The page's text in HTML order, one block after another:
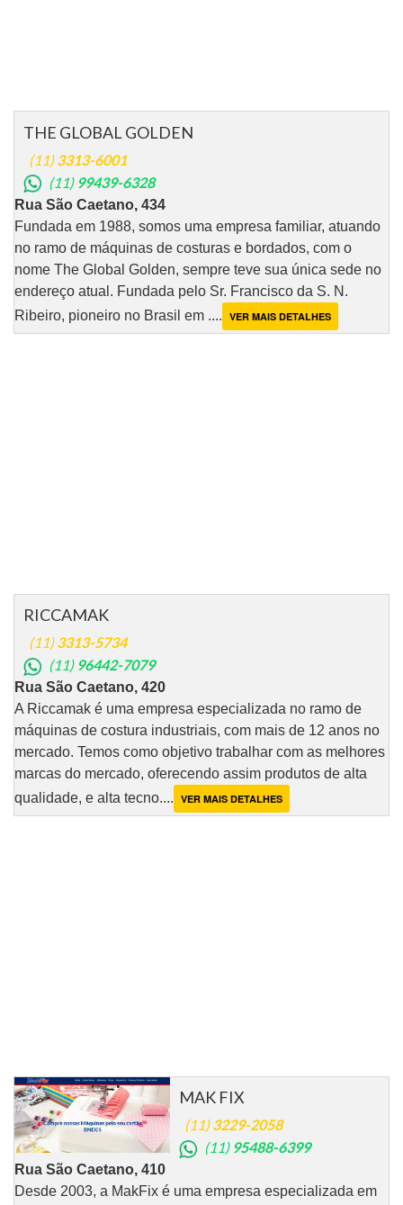
THE GLOBAL GOLDEN
(11)3313-6001
(11) 99439-6328
Rua São Caetano, 434
Fundada em 1988, somos uma empresa familiar, atuando
no ramo de máquinas de costuras e bordados, com o
nome The Global Golden, sempre teve sua única sede no
endereço atual. Fundada pelo Sr. Francisco da S. N.
Ribeiro, pioneiro no Brasil em .... VER MAIS DETALHES
RICCAMAK
(11)3313-5734
(11) 96442-7079
Rua São Caetano, 420
A Riccamak é uma empresa especializada no ramo de
máquinas de costura industriais, com mais de 12 anos no
mercado. Temos como objetivo trabalhar com as melhores
marcas do mercado, oferecendo assim produtos de alta
qualidade, e alta tecno.... VER MAIS DETALHES
MAK FIX
(11)3229-2058
(11) 95488-6399
Rua São Caetano, 410
Desde 2003, a MakFix é uma empresa especializada em